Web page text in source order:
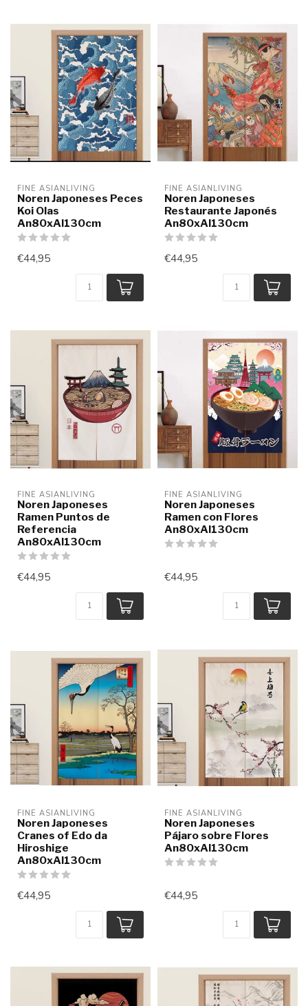
FINE ASIANLIVING
Noren Japoneses Peces
Koi Olas
An80xAl130cm
€44,95
FINE ASIANLIVING
Noren Japoneses
Restaurante Japonés
An80xAl130cm
€44,95
FINE ASIANLIVING
Noren Japoneses
Ramen Puntos de
Referencia
An80xAl130cm
€44,95
FINE ASIANLIVING
Noren Japoneses
Ramen con Flores
An80xAl130cm
€44,95
FINE ASIANLIVING
Noren Japoneses
Cranes of Edo da
Hiroshige
An80xAl130cm
€44,95
FINE ASIANLIVING
Noren Japoneses
Pájaro sobre Flores
An80xAl130cm
€44,95